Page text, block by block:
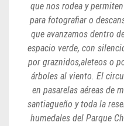
que nos rodea y
para fotografiar o
que avanzamos dentro
espacio verde, con
por graznidos,aleteos o
árboles al viento. El
en pasarelas aéreas de
santiagueño y toda la
humedales del Parque